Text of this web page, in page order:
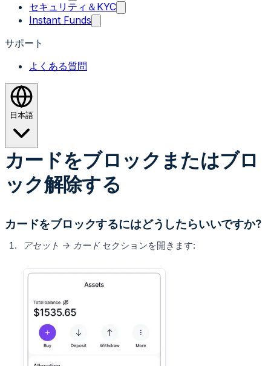
セキュリティ＆KYC
Instant Funds
サポート
よくある質問
日本語
カードをブロックまたはブロ
ック解除する
カードをブロックするにはどうしたらいいですか?
アセット → カードセクションを開きます: